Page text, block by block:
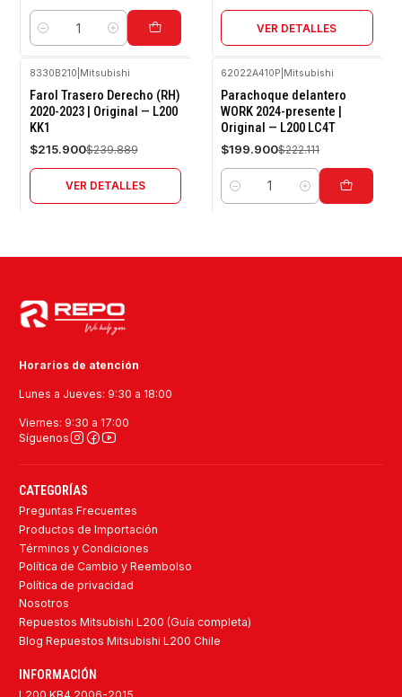
Cantidad
VER DETALLES
-10%
OFF
Agotado
8330B210 Mitsubishi
Farol Trasero Derecho (RH)
2020-2023 | Original — L200
KK1
$215.900$239.889
VER DETALLES
-10%
OFF
62022A410P Mitsubishi
Parachoque delantero
WORK 2024-presente |
Original — L200 LC4T
$199.900$222.111
Cantidad
Horarios de atención
Lunes a Jueves: 9:30 a 18:00
Viernes: 9:30 a 17:00
Síguenos
CATEGORÍAS
Preguntas Frecuentes
Productos de Importación
Términos y Condiciones
Política de Cambio y Reembolso
Política de privacidad
Nosotros
Repuestos Mitsubishi L200 (Guía completa)
Blog Repuestos Mitsubishi L200 Chile
INFORMACIÓN